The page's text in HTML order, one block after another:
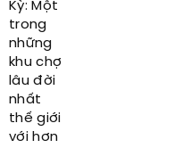
Kỳ: Một
trong
những
khu chợ
lâu đời
nhất
thế giới
với hơn